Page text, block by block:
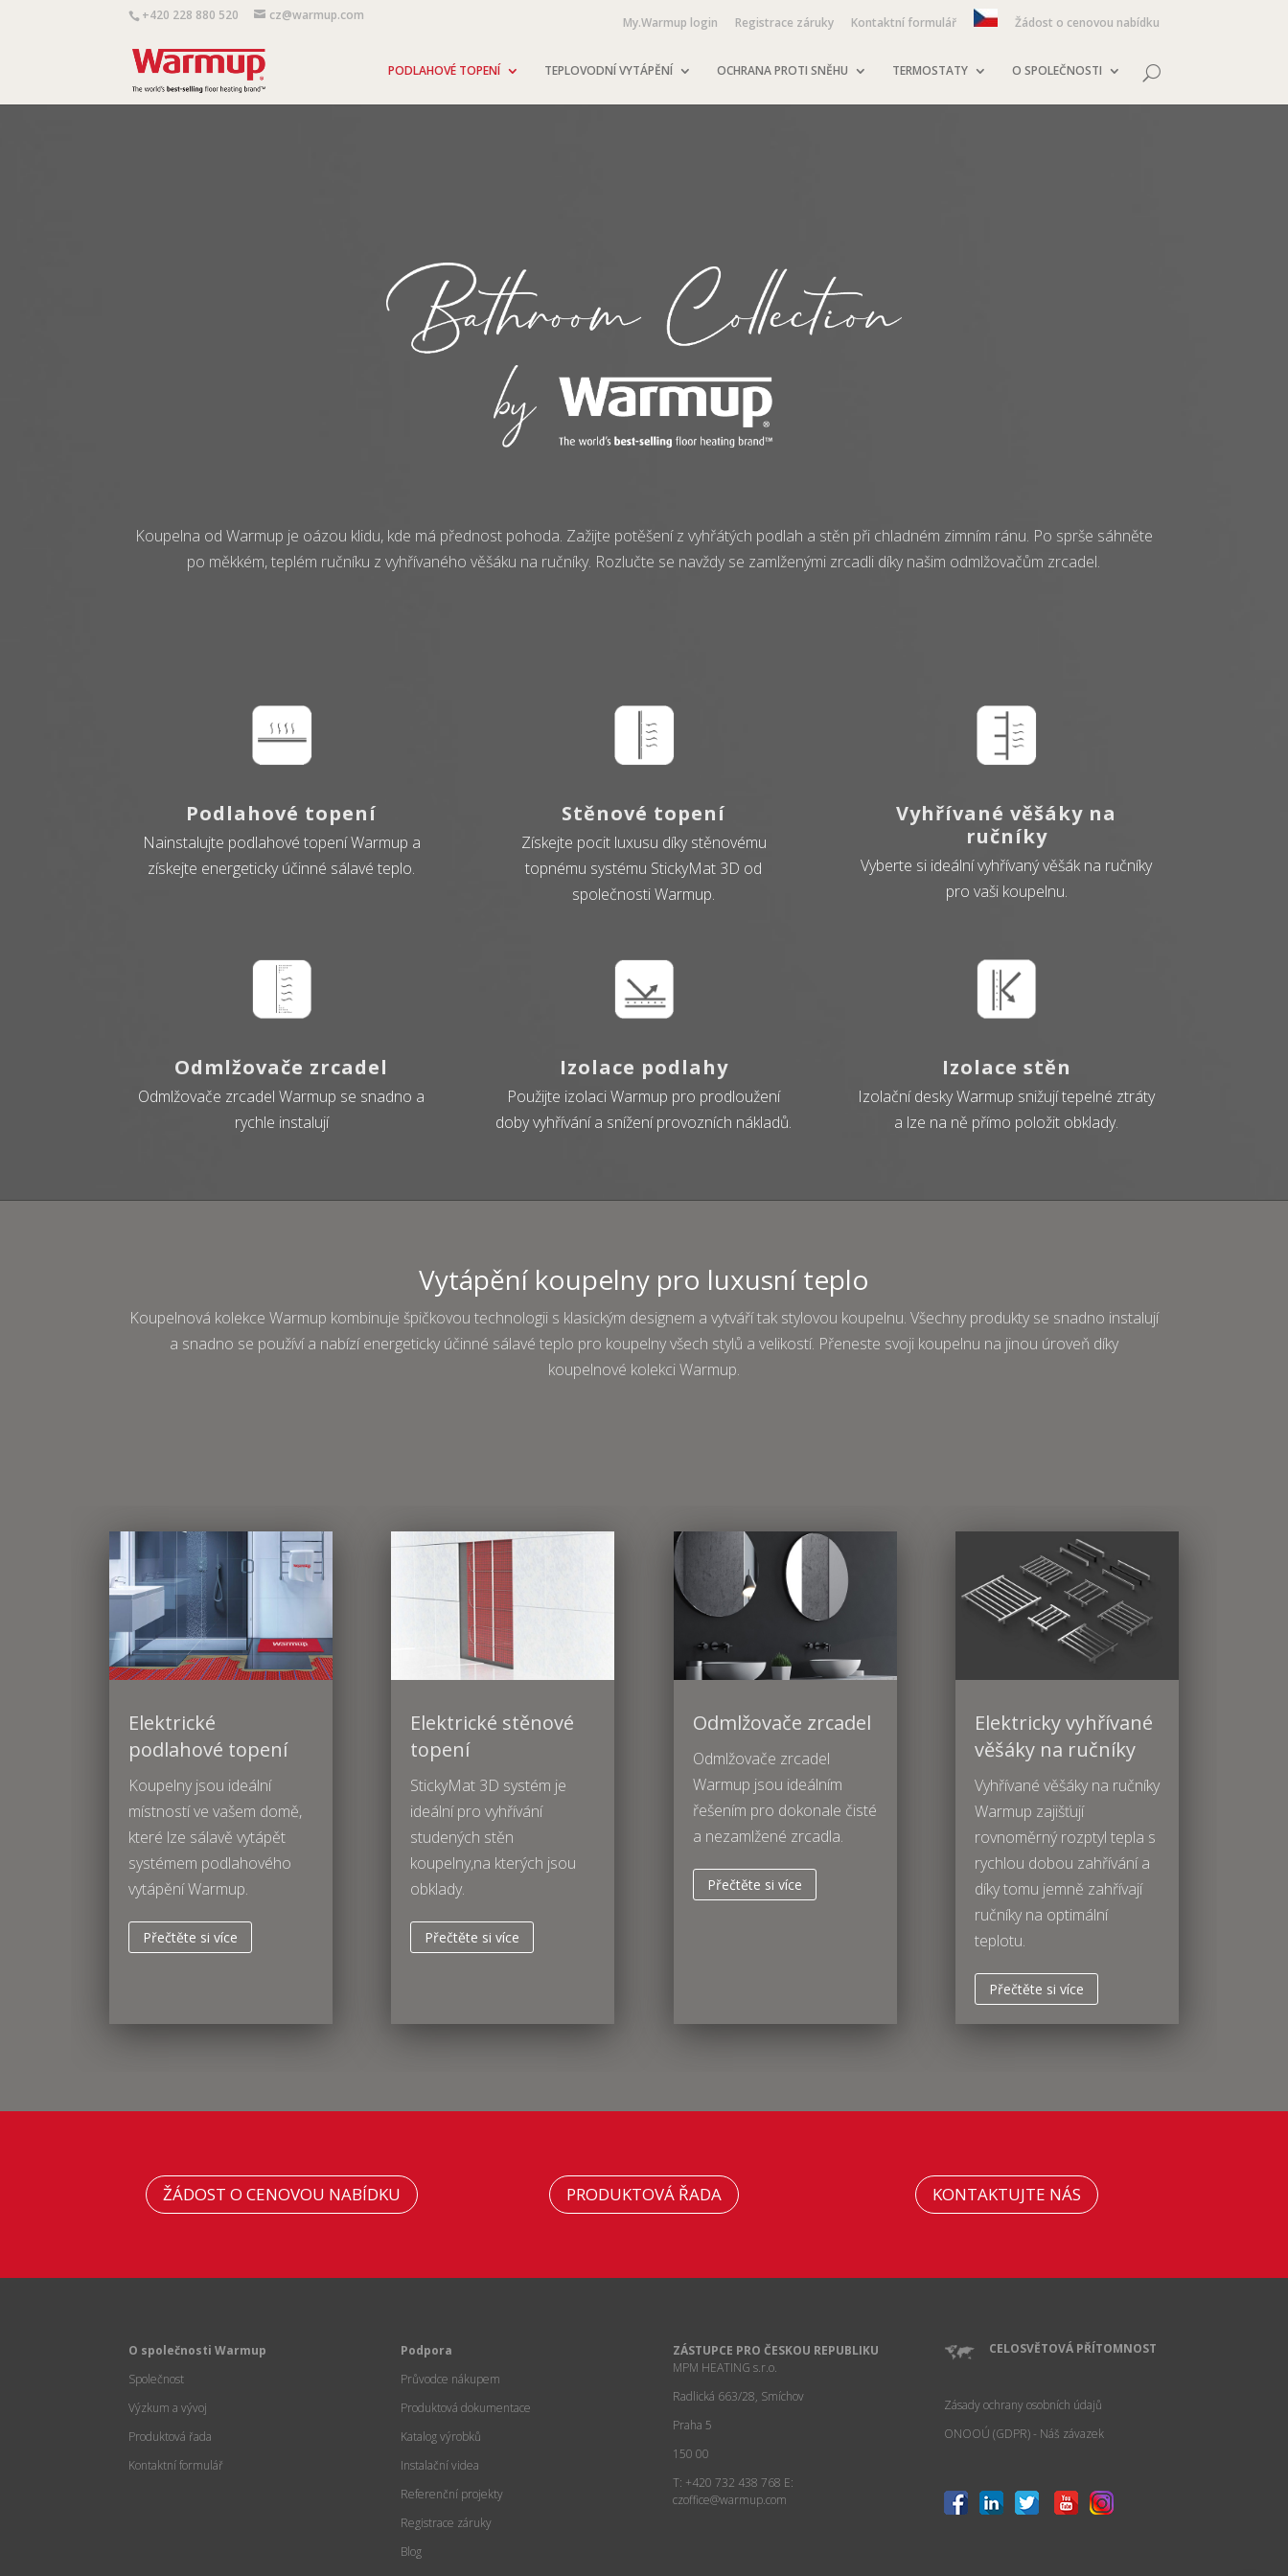
+420 228 880 520 cz@warmup.com My.Warmup login Registrace záruky Kontaktní formulář Žádost o cenovou nabídku
PODLAHOVÉ TOPENÍ TEPLOVODNÍ VYTÁPĚNÍ OCHRANA PROTI SNĚHU TERMOSTATY O SPOLEČNOSTI
Koupelna od Warmup je oázou klidu, kde má přednost pohoda. Zažijte potěšení z vyhřátých podlah a stěn při chladném zimním ránu. Po sprše sáhněte
po měkkém, teplém ručníku z vyhřívaného věšáku na ručníky. Rozlučte se navždy se zamlženými zrcadli díky našim odmlžovačům zrcadel.
Podlahové topení
Nainstalujte podlahové topení Warmup a
získejte energeticky účinné sálavé teplo.
Stěnové topení
Získejte pocit luxusu díky stěnovému
topnému systému StickyMat 3D od
společnosti Warmup.
Vyhřívané věšáky na
ručníky
Vyberte si ideální vyhřívaný věšák na ručníky
pro vaši koupelnu.
Odmlžovače zrcadel
Odmlžovače zrcadel Warmup se snadno a
rychle instalují
Izolace podlahy
Použijte izolaci Warmup pro prodloužení
doby vyhřívání a snížení provozních nákladů.
Izolace stěn
Izolační desky Warmup snižují tepelné ztráty
a lze na ně přímo položit obklady.
Vytápění koupelny pro luxusní teplo
Koupelnová kolekce Warmup kombinuje špičkovou technologii s klasickým designem a vytváří tak stylovou koupelnu. Všechny produkty se snadno instalují
a snadno se používí a nabízí energeticky účinné sálavé teplo pro koupelny všech stylů a velikostí. Přeneste svoji koupelnu na jinou úroveň díky
koupelnové kolekci Warmup.
Elektrické
podlahové topení
Koupelny jsou ideální
místností ve vašem domě,
které lze sálavě vytápět
systémem podlahového
vytápění Warmup.
Přečtěte si více
Elektrické stěnové
topení
StickyMat 3D systém je
ideální pro vyhřívání
studených stěn
koupelny,na kterých jsou
obklady.
Přečtěte si více
Odmlžovače zrcadel
Odmlžovače zrcadel
Warmup jsou ideálním
řešením pro dokonale čisté
a nezamlžené zrcadla.
Přečtěte si více
Elektricky vyhřívané
věšáky na ručníky
Vyhřívané věšáky na ručníky
Warmup zajišťují
rovnoměrný rozptyl tepla s
rychlou dobou zahřívání a
díky tomu jemně zahřívají
ručníky na optimální
teplotu.
Přečtěte si více
ŽÁDOST O CENOVOU NABÍDKU PRODUKTOVÁ ŘADA KONTAKTUJTE NÁS
O společnosti Warmup
Společnost
Výzkum a vývoj
Produktová řada
Kontaktní formulář
Podpora
Průvodce nákupem
Produktová dokumentace
Katalog výrobků
Instalační videa
Referenční projekty
Registrace záruky
Blog
ZÁSTUPCE PRO ČESKOU REPUBLIKU
MPM HEATING s.r.o.
Radlická 663/28, Smíchov
Praha 5
150 00
T: +420 732 438 768 E:
czoffice@warmup.com
CELOSVĚTOVÁ PŘÍTOMNOST
Zásady ochrany osobních údajů
ONOOÚ (GDPR) - Náš závazek